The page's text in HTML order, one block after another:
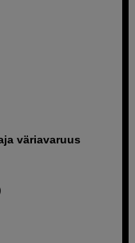
väriavaruus